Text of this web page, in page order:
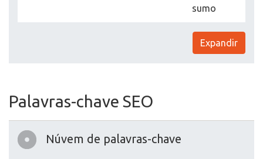
sumo
Expandir
Palavras-chave SEO
Núvem de palavras-chave